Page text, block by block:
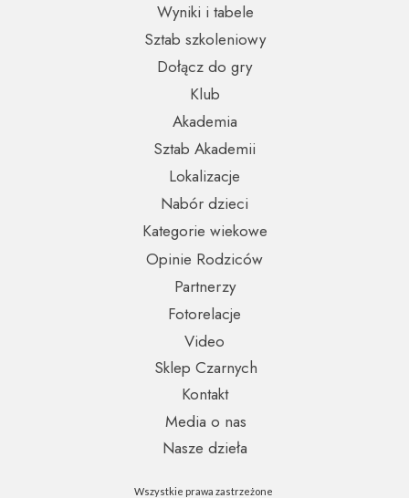
Partnerzy
Wszystkie prawa zastrzeżone
Opinie Rodziców
Nabór dzieci
Wyniki i tabele
Sklep Czarnych
Video
Fotorelacje
Kontakt
Media o nas
Kategorie wiekowe
Lokalizacje
Sztab szkoleniowy
Sztab Akademii
Dołącz do gry
Nasze dzieła
Akademia
Klub